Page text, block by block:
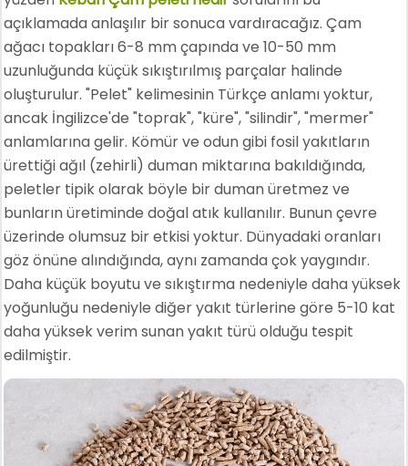
açıklamada anlaşılır bir sonuca vardıracağız. Çam
ağacı topakları 6-8 mm çapında ve 10-50 mm
uzunluğunda küçük sıkıştırılmış parçalar halinde
oluşturulur. "Pelet" kelimesinin Türkçe anlamı yoktur,
ancak İngilizce'de "toprak", "küre", "silindir", "mermer"
anlamlarına gelir. Kömür ve odun gibi fosil yakıtların
ürettiği ağıl (zehirli) duman miktarına bakıldığında,
peletler tipik olarak böyle bir duman üretmez ve
bunların üretiminde doğal atık kullanılır. Bunun çevre
üzerinde olumsuz bir etkisi yoktur. Dünyadaki oranları
göz önüne alındığında, aynı zamanda çok yaygındır.
Daha küçük boyutu ve sıkıştırma nedeniyle daha yüksek
yoğunluğu nedeniyle diğer yakıt türlerine göre 5-10 kat
daha yüksek verim sunan yakıt türü olduğu tespit
edilmiştir.